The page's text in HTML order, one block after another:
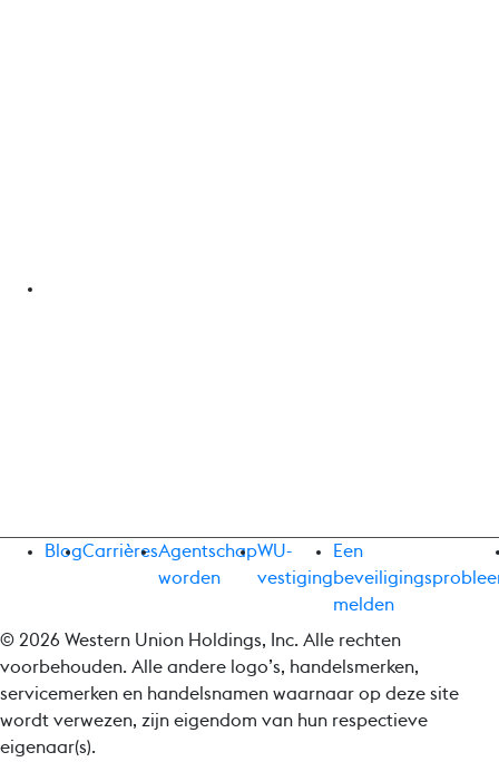
BlogCarrièresAgentschap
worden
WU-
vestiging
Een
melden
© 2026 Western Union Holdings, Inc. Alle rechten
voorbehouden. Alle andere logo’s, handelsmerken,
servicemerken en handelsnamen waarnaar op deze site
wordt verwezen, zijn eigendom van hun respectieve
eigenaar(s).